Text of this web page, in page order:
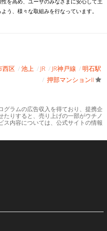
を高め、ユーザのみなさまに安心して土
う、様々な取組みを行なっています。
西区 池上 JR JR神戸線
明石駅
押部マンションII
グラムの広告収入を得ており、提携企
たりすると、売り上げの一部がウチノ
ス内容については、公式サイトの情報